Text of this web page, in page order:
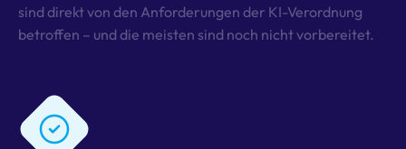
sind direkt von den Anforderungen der KI-Verordnung
betroffen – und die meisten sind noch nicht vorbereitet.